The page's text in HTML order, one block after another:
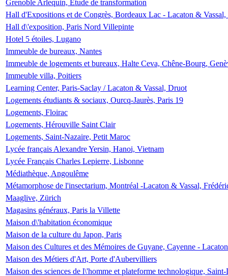
Grenoble Arlequin, Étude de transformation
Hall d'Expositions et de Congrès, Bordeaux Lac - Lacaton &
Hall d\'exposition, Paris Nord Villepinte
Hotel 5 étoiles, Lugano
Immeuble de bureaux, Nantes
Immeuble de logements et bureaux, Halte Ceva, Chêne-Bourg,
Immeuble villa, Poitiers
Learning Center, Paris-Saclay / Lacaton & Vassal, Druot
Logements étudiants & sociaux, Ourcq-Jaurès, Paris 19
Logements, Floirac
Logements, Hérouville Saint Clair
Logements, Saint-Nazaire, Petit Maroc
Lycée français Alexandre Yersin, Hanoi, Vietnam
Lycée Français Charles Lepierre, Lisbonne
Médiathèque, Angoulême
Métamorphose de l'insectarium, Montréal -Lacaton & Vassal,
Maaglive, Zürich
Magasins généraux, Paris la Villette
Maison d\'habitation économique
Maison de la culture du Japon, Paris
Maison des Cultures et des Mémoires de Guyane, Cayenne -
Maison des Métiers d'Art, Porte d'Aubervilliers
Maison des sciences de l\'homme et plateforme technologique,